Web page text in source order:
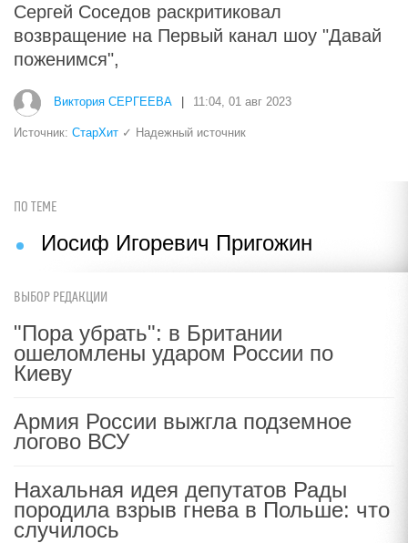
Сергей Соседов раскритиковал
возвращение на Первый канал шоу "Давай
поженимся",
Виктория СЕРГЕЕВА 11:04, 01 авг 2023
Источник: СтарХит ✓ Надежный источник
ПО ТЕМЕ
Иосиф Игоревич Пригожин
ВЫБОР РЕДАКЦИИ
"Пора убрать": в Британии
ошеломлены ударом России по
Киеву
Армия России выжгла подземное
логово ВСУ
Нахальная идея депутатов Рады
породила взрыв гнева в Польше: что
случилось